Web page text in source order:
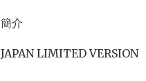
簡介
JAPAN LIMITED VERSION